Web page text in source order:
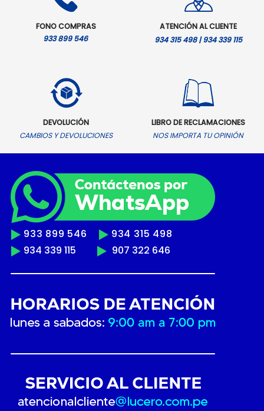
FONO COMPRAS
933 899 546
ATENCIÓN AL CLIENTE
934 315 498 | 934 339 115
DEVOLUCIÓN
CAMBIOS Y DEVOLUCIONES
LIBRO DE RECLAMACIONES
NOS IMPORTA TU OPINIÓN
933 899 546
934 315 498
934 339 115
907 322 646